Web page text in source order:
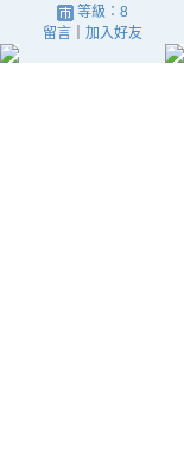
等級：8
留言｜ 加入好友